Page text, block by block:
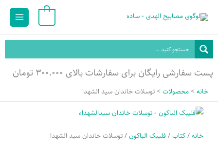
محتوا
Main
پست سفارشی رایگان برای سفارشات بالای ۳۰۰.۰۰۰ تومان
خانه محصولات توسلات خاندان سید الشهدا
خانه/کتاب/فلیبک الباکون/ توسلات خاندان سید الشهدا